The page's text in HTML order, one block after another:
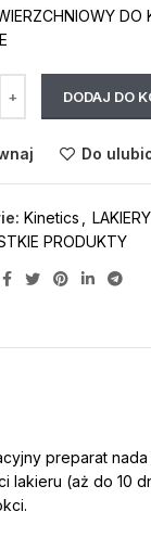
DO
DODAJ DO
Do
Kinetics
PRODUKTY
preparat
lakieru (aż do 10